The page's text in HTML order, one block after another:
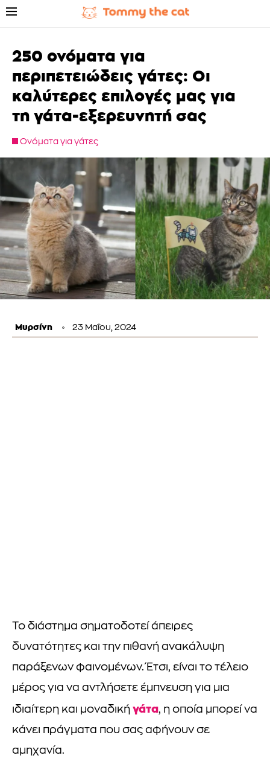
250 ονόματα για
περιπετειώδεις γάτες: Οι
καλύτερες επιλογές μας για
τη γάτα-εξερευνητή σας
Ονόματα για γάτες
Μυρσίνη 23 Μαΐου, 2024
Το διάστημα σηματοδοτεί άπειρες
δυνατότητες και την πιθανή ανακάλυψη
παράξενων φαινομένων. Έτσι, είναι το τέλειο
μέρος για να αντλήσετε έμπνευση για μια
ιδιαίτερη και μοναδική γάτα, η οποία μπορεί να
κάνει πράγματα που σας αφήνουν σε
αμηχανία.